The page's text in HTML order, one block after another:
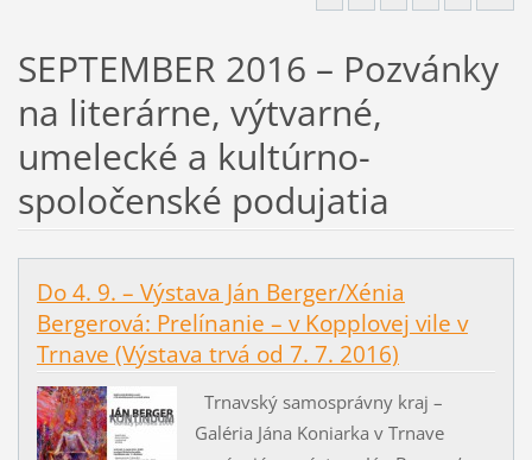
SEPTEMBER 2016 – Pozvánky
na literárne, výtvarné,
umelecké a kultúrno-
spoločenské podujatia
Do 4. 9. – Výstava Ján Berger/Xénia
Bergerová: Prelínanie – v Kopplovej vile v
Trnave (Výstava trvá od 7. 7. 2016)
Trnavský samosprávny kraj –
Galéria Jána Koniarka v Trnave